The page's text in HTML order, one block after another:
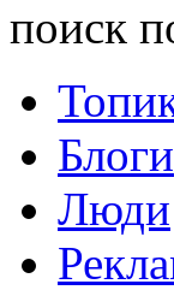
поиск
Блоги
Люди